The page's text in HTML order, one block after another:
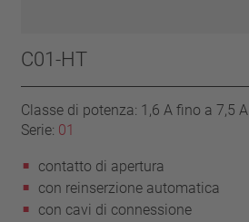
C01-HT
Classe di potenza: 1,6 A fino a 7,5 A
Serie: 01
contatto di apertura
con reinserzione automatica
con cavi di connessione